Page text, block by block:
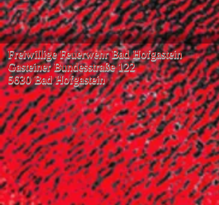
Freiwillige Feuerwehr Bad Hofgastein
Gasteiner Bundesstraße 122
5630 Bad Hofgastein